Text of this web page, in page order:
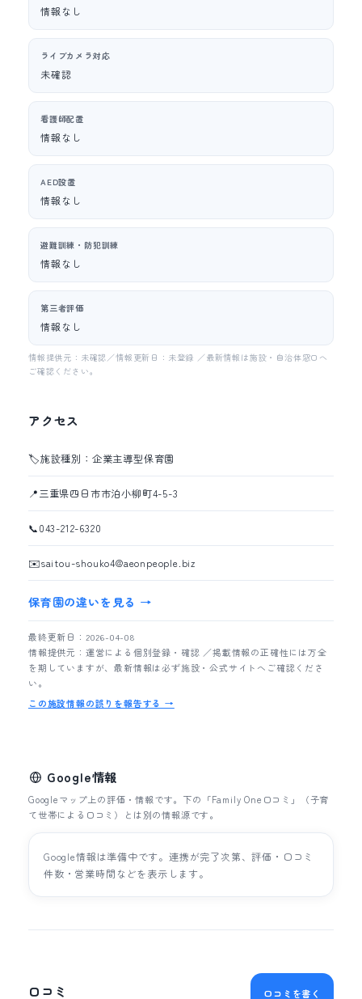
情報なし
ライブカメラ対応
未確認
看護師配置
情報なし
AED設置
情報なし
避難訓練・防犯訓練
情報なし
第三者評価
情報なし
情報提供元：未確認／情報更新日：未登録 ／最新情報は施設・自治体窓口へ
ご確認ください。
アクセス
🏷️施設種別：企業主導型保育園
📍三重県四日市市泊小柳町4-5-3
📞043-212-6320
✉️saitou-shouko4@aeonpeople.biz
保育園の違いを見る →
最終更新日：2026-04-08
情報提供元：運営による個別登録・確認 ／掲載情報の正確性には万全
を期していますが、最新情報は必ず施設・公式サイトへご確認くださ
い。
この施設情報の誤りを報告する →
Google情報
Googleマップ上の評価・情報です。下の「Family One口コミ」（子育
て世帯による口コミ）とは別の情報源です。
Google情報は準備中です。連携が完了次第、評価・口コミ
件数・営業時間などを表示します。
口コミ 口コミを書く